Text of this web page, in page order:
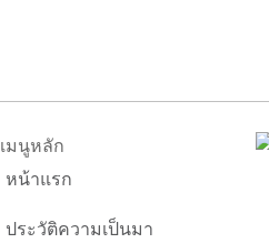
เมนูหลัก
หน้าแรก
ประวัติความเป็นมา